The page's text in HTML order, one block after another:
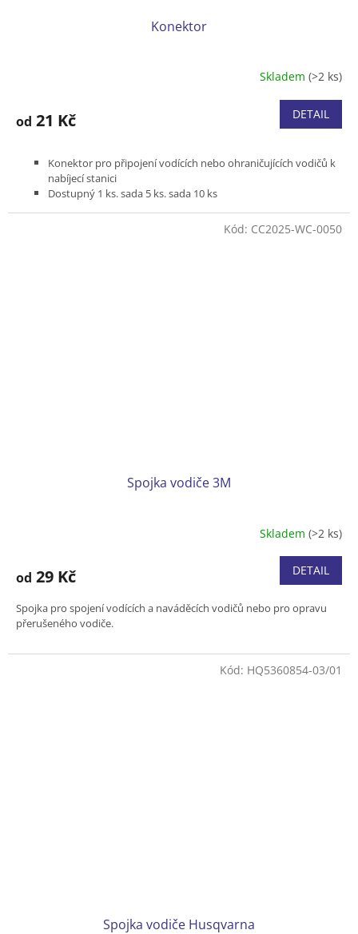
Konektor
Skladem (>2 ks)
od 21 Kč DETAIL
Konektor pro připojení vodících nebo ohraničujících vodičů k
nabíjecí stanici
Dostupný 1 ks. sada 5 ks. sada 10 ks
Spojka vodiče 3M
Skladem (>2 ks)
od 29 Kč DETAIL
Spojka pro spojení vodících a naváděcích vodičů nebo pro opravu
přerušeného vodiče.
Kód: CC2025-WC-0050
Spojka vodiče Husqvarna
Kód: HQ5360854-03/01